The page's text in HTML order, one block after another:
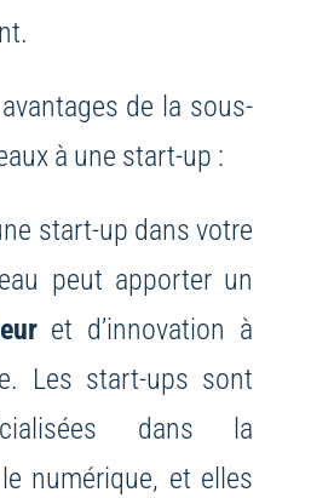
de la sous-
à une start-up :
start-up dans votre
peut apporter un
et d’innovation à
Les start-ups sont
dans la
numérique, et elles